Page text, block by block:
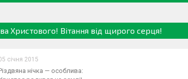
Христового! Вітання від щирого серця!
січня 2015
нічка — особлива: